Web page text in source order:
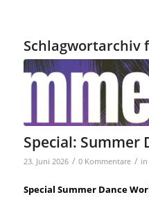
Schlagwortarchiv
Special: Summer
23. Juni 2026 / 0 Kommentare / in
Special Summer Dance